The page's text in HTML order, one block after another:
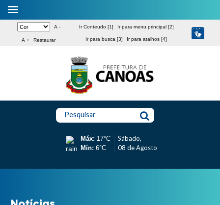
A -
A + Restaurar
Ir Conteudo [1] Ir para menu principal [2]
Ir para busca [3] Ir para atalhos [4]
Pesquisar
Máx: 17°C
Mín: 6°C
Sábado,
08 de Agosto